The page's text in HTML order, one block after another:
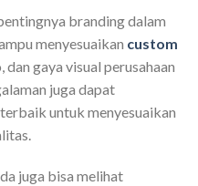
branding dalam
menyesuaikan custom
dan gaya visual perusahaan
juga dapat
untuk menyesuaikan
juga bisa melihat